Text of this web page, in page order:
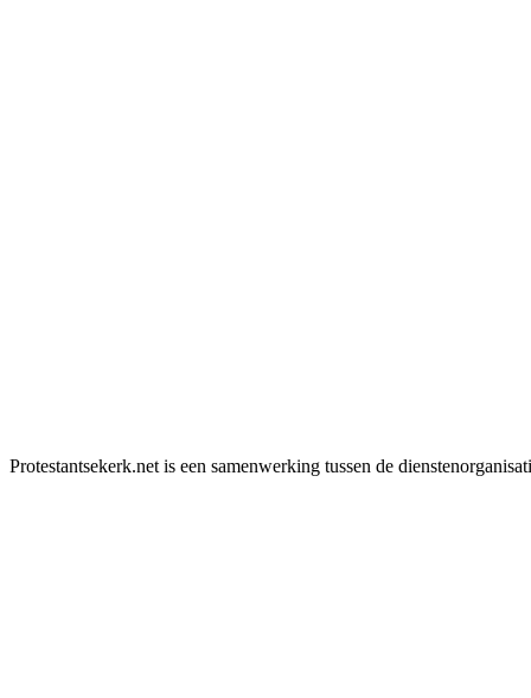
Protestantsekerk.net is een samenwerking tussen de